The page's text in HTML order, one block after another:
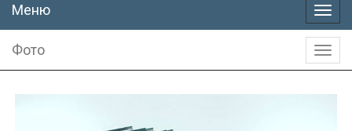
Меню
Меню
Фото
Фото